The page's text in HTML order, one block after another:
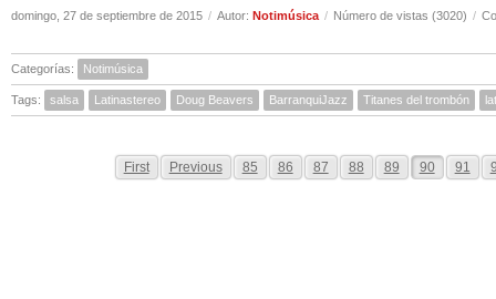
domingo, 27 de septiembre de 2015 / Autor: Notimúsica / Número de vistas (3020) /
Categorías: Notimúsica
Tags: salsa Latinastereo Doug Beavers BarranquiJazz Titanes del trombón
First Previous 85 86 87 88 89 90 91